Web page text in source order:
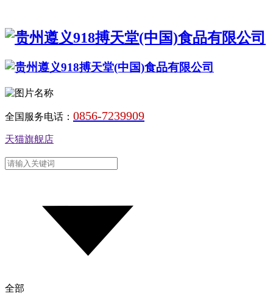
全国服务电话： 0856-7239909
天猫旗舰店
全部